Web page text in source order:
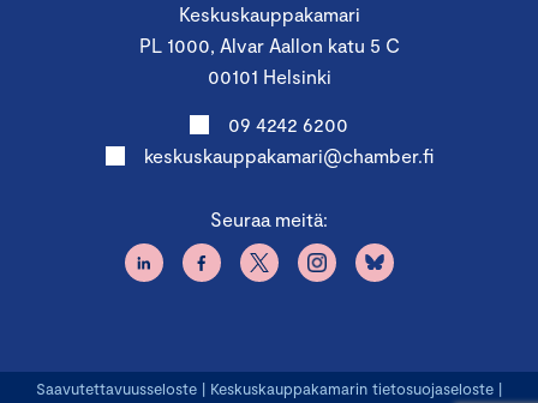
Keskuskauppakamari
PL 1000, Alvar Aallon katu 5 C
00101 Helsinki
09 4242 6200
keskuskauppakamari@chamber.fi
Seuraa meitä:
Saavutettavuusseloste | Keskuskauppakamarin tietosuojaseloste |